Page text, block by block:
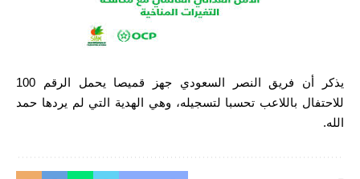
يذكر أن فريق النصر السعودي جهز قميصا يحمل الرقم 100
للاحتفال باللاعب تحسبا لتسجيله، وهي الهدية التي لم يردها حمد
الله.